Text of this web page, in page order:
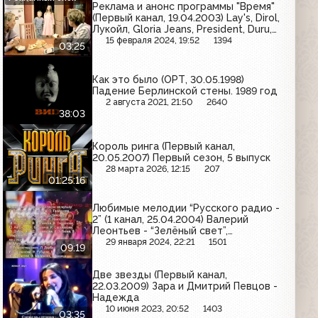
03:25
Реклама и анонс программы "Время"
(Первый канал, 19.04.2003) Lay's, Dirol,
Лукойл, Gloria Jeans, President, Duru,
Чудо
15 февраля 2024, 19:52 1394
38:03
Как это было (ОРТ, 30.05.1998)
Падение Берлинской стены. 1989 год
2 августа 2021, 21:50 2640
01:25:16
Король ринга (Первый канал,
20.05.2007) Первый сезон, 5 выпуск
28 марта 2026, 12:15 207
09:19
Любимые мелодии “Русского радио -
2” (1 канал, 25.04.2004) Валерий
Леонтьев - “Зелёный свет”,
“Разноцветные ярмарки”
29 января 2024, 22:21 1501
03:35
Две звезды (Первый канал,
22.03.2009) Зара и Дмитрий Певцов -
Надежда
10 июня 2023, 20:52 1403